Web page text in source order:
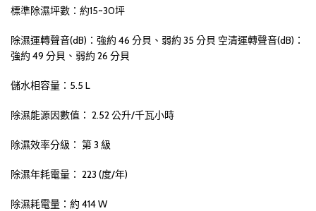
標準除濕坪數：約15~30坪
除濕運轉聲音(dB)：強約 46 分貝、弱約 35 分貝 空清運轉聲音(dB)：
強約 49 分貝、弱約 26 分貝
儲水相容量：5.5 L
除濕能源因數值： 2.52 公升/千瓦小時
除濕效率分級： 第 3 級
除濕年耗電量： 223 (度/年)
除濕耗電量：約 414 W